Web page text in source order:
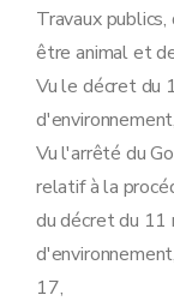
Travaux
être animal et
Vu le décret du
Vu l'arrêté du
relatif à la
du décret du 11
17,